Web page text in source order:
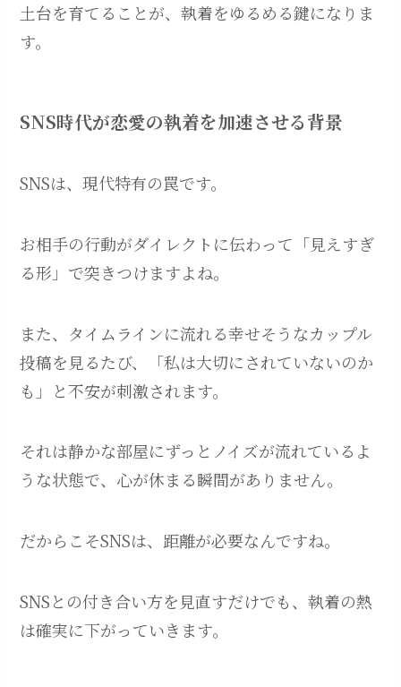
土台を育てることが、執着をゆるめる鍵になりま
す。
SNS時代が恋愛の執着を加速させる背景
SNSは、現代特有の罠です。
お相手の行動がダイレクトに伝わって「見えすぎ
る形」で突きつけますよね。
また、タイムラインに流れる幸せそうなカップル
投稿を見るたび、「私は大切にされていないのか
も」と不安が刺激されます。
それは静かな部屋にずっとノイズが流れているよ
うな状態で、心が休まる瞬間がありません。
だからこそSNSは、距離が必要なんですね。
SNSとの付き合い方を見直すだけでも、執着の熱
は確実に下がっていきます。